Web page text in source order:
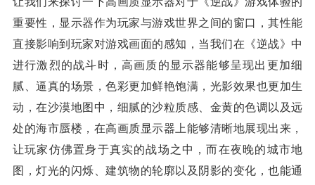
重要性，显示器作为玩家与游戏世界之间的窗口，其性能
直接影响到玩家对游戏画面的感知，当我们在《逆战》中
进行激烈的战斗时，高画质的显示器能够呈现出更加细
腻、逼真的场景，色彩更加鲜艳饱满，光影效果也更加生
动，在沙漠地图中，细腻的沙粒质感、金黄的色调以及远
处的海市蜃楼，在高画质显示器上能够清晰地展现出来，
让玩家仿佛置身于真实的战场之中，而在夜晚的城市地
图，灯光的闪烁、建筑物的轮廓以及阴影的变化，也能通